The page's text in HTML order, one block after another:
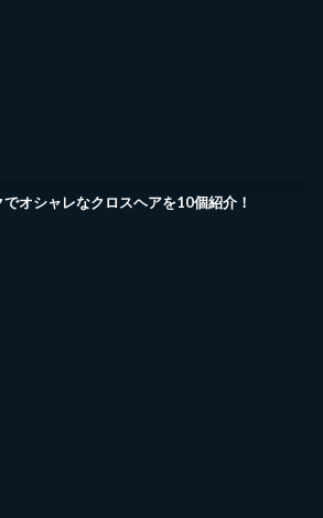
でオシャレなクロスヘアを10個紹介！